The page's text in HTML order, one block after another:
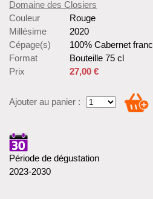
Domaine des Closiers
Couleur
Rouge
Millésime
2020
Cépage(s)
100% Cabernet franc
Format
Bouteille 75 cl
Prix
27,00 €
Ajouter au panier :
Période de dégustation
2023-2030